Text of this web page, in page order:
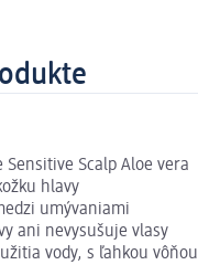
Scalp Aloe vera
hlavy
umývaniami
ani nevysušuje vlasy
vody, s ľahkou vôňou